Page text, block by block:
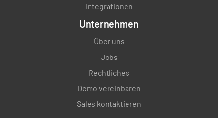
Sicherstellen, dass alle Abfälle regelmäßig
IN GEFAHR
Schlechter Zustand oder ungeeignete
Integrationen
Unternehmen
Über uns
Jobs
Rechtliches
Demo vereinbaren
Sales kontaktieren